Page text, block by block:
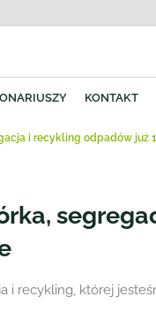
KONTAKT
i recykling odpadów już
i recykling, której